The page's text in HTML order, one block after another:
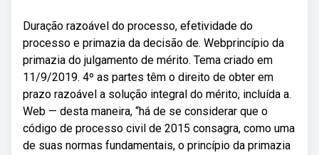
Duração razoável do processo, efetividade do
processo e primazia da decisão de. Webprincípio da
primazia do julgamento de mérito. Tema criado em
11/9/2019. 4º as partes têm o direito de obter em
prazo razoável a solução integral do mérito, incluída a.
Web — desta maneira, “há de se considerar que o
código de processo civil de 2015 consagra, como uma
de suas normas fundamentais, o princípio da primazia